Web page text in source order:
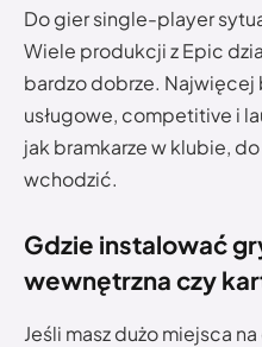
Do gier single-player
Wiele produkcji z Epic
bardzo dobrze. Najwięcej
usługowe, competitive i
jak bramkarze w klubie,
wchodzić.
Gdzie instalować
wewnętrzna czy
Jeśli masz dużo miejsca